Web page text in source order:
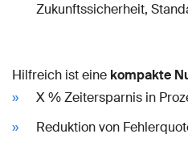
Zukunftssicherheit,
Hilfreich ist eine kompakte
X % Zeitersparnis in
Reduktion von